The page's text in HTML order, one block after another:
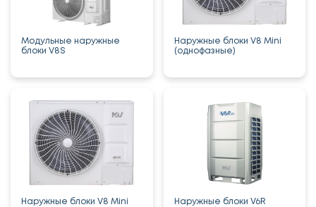
Модульные наружные
блоки V8S
Наружные блоки V8 Mini
(однофазные)
Наружные блоки V8 Mini
Наружные блоки V6R